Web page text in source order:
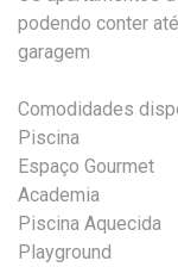
podendo conter
garagem
Comodidades
Piscina
Espaço Gourmet
Academia
Piscina Aquecida
Playground